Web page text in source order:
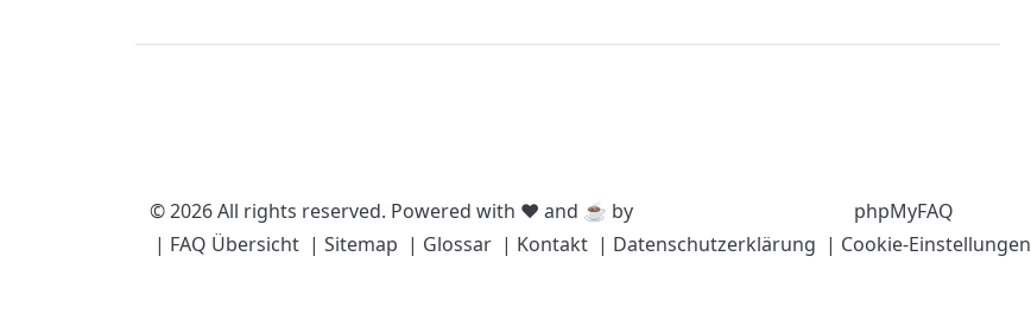
© 2026 All rights reserved. Powered with ❤️ and ☕️ by phpMyFAQ
| FAQ Übersicht | Sitemap | Glossar | Kontakt | Datenschutzerklärung | Cookie-Einstellungen